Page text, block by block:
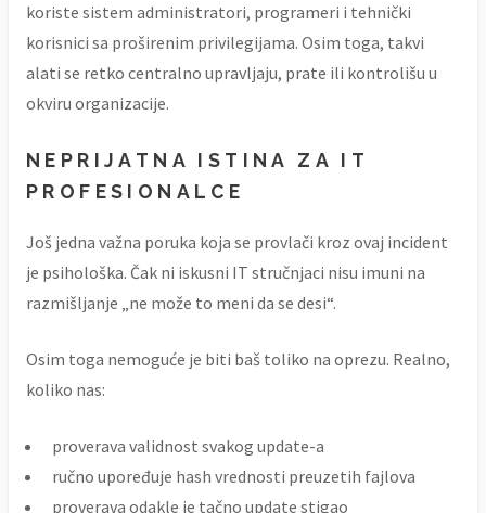
koriste sistem administratori, programeri i tehnički
korisnici sa proširenim privilegijama. Osim toga, takvi
alati se retko centralno upravljaju, prate ili kontrolišu u
okviru organizacije.
NEPRIJATNA ISTINA ZA IT
PROFESIONALCE
Još jedna važna poruka koja se provlači kroz ovaj incident
je psihološka. Čak ni iskusni IT stručnjaci nisu imuni na
razmišljanje „ne može to meni da se desi“.
Osim toga nemoguće je biti baš toliko na oprezu. Realno,
koliko nas:
proverava validnost svakog update-a
ručno upoređuje hash vrednosti preuzetih fajlova
proverava odakle je tačno update stigao